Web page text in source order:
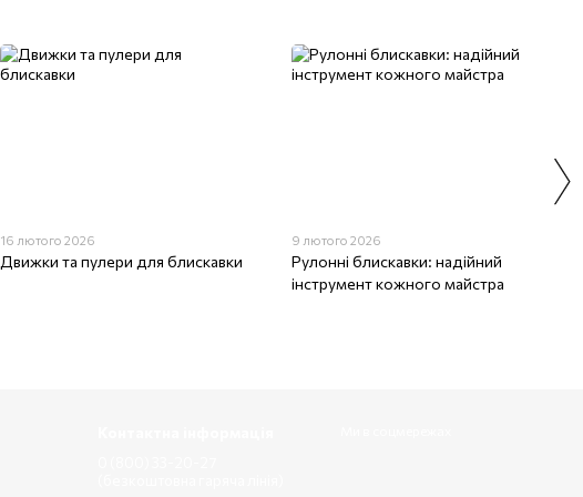
16 лютого 2026
Движки та пулери для блискавки
9 лютого 2026
Рулонні блискавки: надійний
інструмент кожного майстра